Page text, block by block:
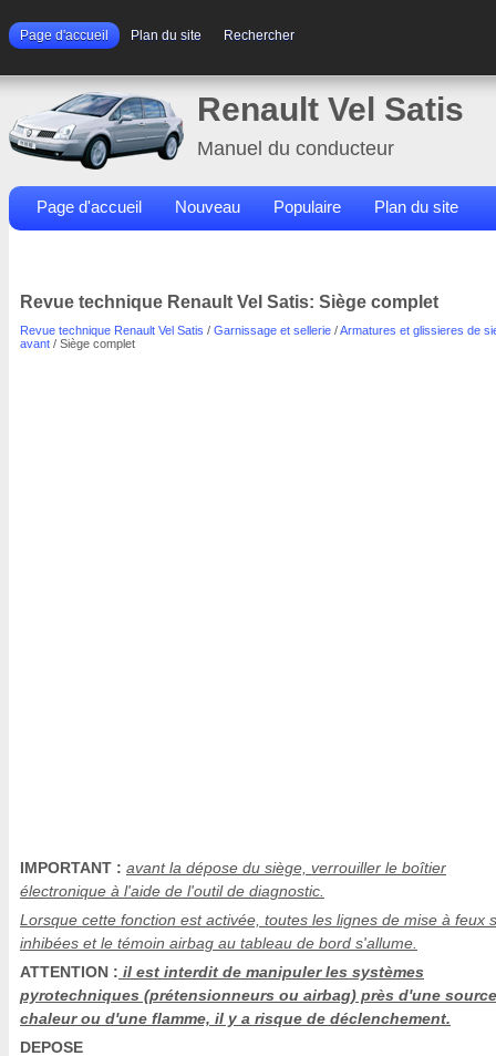
Page d'accueil Plan du site Rechercher
Renault Vel Satis
Manuel du conducteur
Page d'accueil Nouveau Populaire Plan du site
Revue technique Renault Vel Satis: Siège complet
Revue technique Renault Vel Satis / Garnissage et sellerie /Armatures et glissieres de
avant / Siège complet
IMPORTANT : avant la dépose du siège, verrouiller le boîtier
électronique à l'aide de l'outil de diagnostic.
Lorsque cette fonction est activée, toutes les lignes de mise à feux
inhibées et le témoin airbag au tableau de bord s'allume.
ATTENTION : il est interdit de manipuler les systèmes
pyrotechniques (prétensionneurs ou airbag) près d'une
chaleur ou d'une flamme, il y a risque de déclenchement.
DEPOSE